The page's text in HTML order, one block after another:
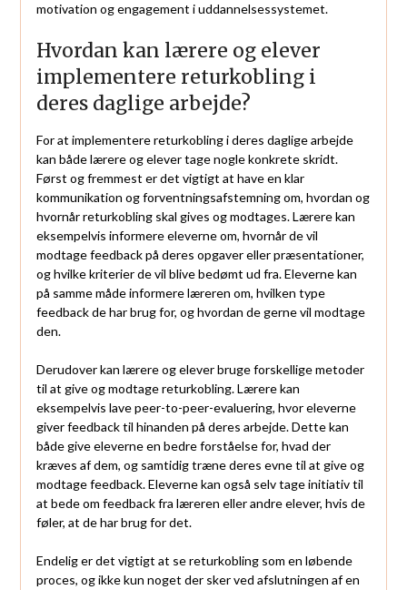
motivation og engagement i uddannelsessystemet.
Hvordan kan lærere og elever
implementere returkobling i
deres daglige arbejde?
For at implementere returkobling i deres daglige arbejde
kan både lærere og elever tage nogle konkrete skridt.
Først og fremmest er det vigtigt at have en klar
kommunikation og forventningsafstemning om, hvordan og
hvornår returkobling skal gives og modtages. Lærere kan
eksempelvis informere eleverne om, hvornår de vil
modtage feedback på deres opgaver eller præsentationer,
og hvilke kriterier de vil blive bedømt ud fra. Eleverne kan
på samme måde informere læreren om, hvilken type
feedback de har brug for, og hvordan de gerne vil modtage
den.
Derudover kan lærere og elever bruge forskellige metoder
til at give og modtage returkobling. Lærere kan
eksempelvis lave peer-to-peer-evaluering, hvor eleverne
giver feedback til hinanden på deres arbejde. Dette kan
både give eleverne en bedre forståelse for, hvad der
kræves af dem, og samtidig træne deres evne til at give og
modtage feedback. Eleverne kan også selv tage initiativ til
at bede om feedback fra læreren eller andre elever, hvis de
føler, at de har brug for det.
Endelig er det vigtigt at se returkobling som en løbende
proces, og ikke kun noget der sker ved afslutningen af en